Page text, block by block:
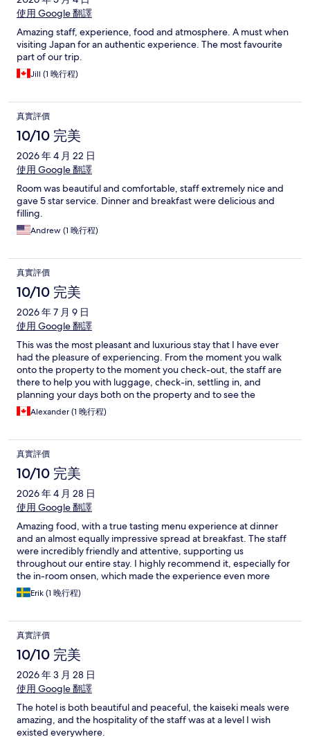
使用 Google 翻譯
Amazing staff, experience, food and atmosphere. A must when
visiting Japan for an authentic experience. The most favourite
part of our trip.
Jill (1 晚行程)
真實評價
10/10 完美
2026 年 4 月 22 日
使用 Google 翻譯
Room was beautiful and comfortable, staff extremely nice and
gave 5 star service. Dinner and breakfast were delicious and
filling.
Andrew (1 晚行程)
真實評價
10/10 完美
2026 年 7 月 9 日
使用 Google 翻譯
This was the most pleasant and luxurious stay that I have ever
had the pleasure of experiencing. From the moment you walk
onto the property to the moment you check-out, the staff are
there to help you with luggage, check-in, settling in, and
planning your days both on the property and to see the
surrounding area. This property is located in the gorgeous
mountains of Hakone an offers the most gorgeous views of the
bathe in your private onsen. Also included in your stay are
traditional breakfast and dinner which on their own are worth
the price. This experience is nothing short of amazing and I
would recommend anyone travelling to Japan to experience at
least one night here.
Alexander (1 晚行程)
真實評價
10/10 完美
2026 年 4 月 28 日
使用 Google 翻譯
Amazing food, with a true tasting menu experience at dinner
and an almost equally impressive spread at breakfast. The staff
were incredibly friendly and attentive, supporting us
throughout our entire stay. I highly recommend it, especially for
the in-room onsen, which made the experience even more
special.
Erik (1 晚行程)
真實評價
10/10 完美
2026 年 3 月 28 日
使用 Google 翻譯
The hotel is both beautiful and peaceful, the kaiseki meals were
amazing, and the hospitality of the staff was at a level I wish
existed everywhere.